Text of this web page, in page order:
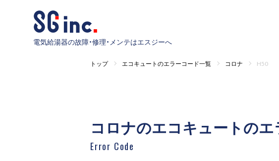
電気給湯器の故障・修理・メンテはエスジーへ
トップ エコキュートのエラーコード一覧 コロナ H50
コロナのエコキュートの
Error Code